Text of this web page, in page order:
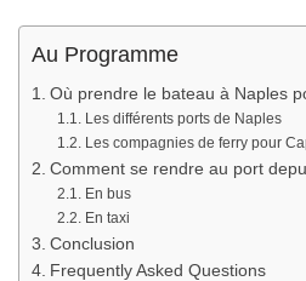
Au Programme
Où prendre le bateau à Naples
Les différents ports de Naples
Les compagnies de ferry pour
Comment se rendre au port
En bus
En taxi
Conclusion
Frequently Asked Questions